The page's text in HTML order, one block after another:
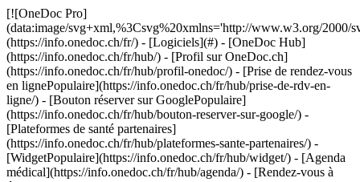
[![OneDoc Pro](data:image/svg+xml,%3Csvg%20xmlns='http://www.w3.org/2000/svg'%20viewBox='0%200%20110%2021'%3E%3C/svg%3E)](https://info.onedoc.ch/fr/) - [Logiciels](#) - [OneDoc Hub](https://info.onedoc.ch/fr/hub/) - [Profil sur OneDoc.ch](https://info.onedoc.ch/fr/hub/profil-onedoc/) - [Prise de rendez-vous en lignePopulaire](https://info.onedoc.ch/fr/hub/prise-de-rdv-en-ligne/) - [Bouton réserver sur GooglePopulaire](https://info.onedoc.ch/fr/hub/bouton-reserver-sur-google/) - [Plateformes de santé partenaires](https://info.onedoc.ch/fr/hub/plateformes-sante-partenaires/) - [WidgetPopulaire](https://info.onedoc.ch/fr/hub/widget/) - [Agenda médical](https://info.onedoc.ch/fr/hub/agenda/) - [Rendez-vous à étapes](https://info.onedoc.ch/fr/hub/rendez-vous-a-etapes/) - [Gestion des ressources](https://info.onedoc.ch/fr/hub/gestion-ressources/) - [AdressageNouveauté](https://info.onedoc.ch/fr/hub/adressage/) - [SMS de rappelPopulaire](https://info.onedoc.ch/fr/hub/rappels-sms/) - [Email de confirmation](https://info.onedoc.ch/fr/hub/email-confirmation/) - [Notes de consultation](https://info.onedoc.ch/fr/hub/notes-de-consultation/) - [Invitation à reprendre rendez-vousNouveauté](https://info.onedoc.ch/fr/hub/sms-invitation-rendez-vous/) - [OneDoc Invoice](https://info.onedoc.ch/fr/invoice/) - [Tarif 590Populaire](https://info.onedoc.ch/fr/invoice/tarif-590/) - [Tarif physiothérapiePopulaire](https://info.onedoc.ch/fr/invoice/tarif-physiotherapie/) - [PsyTarif (581/582)Nouveauté](https://info.onedoc.ch/fr/invoice/tarif-psy/) - [Tarif Swiss Dental Hygienist (SDH)](https://info.onedoc.ch/fr/invoice/tarif-sdh/) - [Tarif 595Prochainement](https://info.onedoc.ch/fr/tarif-595/) - [Covercard](https://info.onedoc.ch/fr/invoice/covercard/) - [Factures QR](https://info.onedoc.ch/fr/invoice/facture-qr/) - [Factures Tiers Garant (TG)](https://info.onedoc.ch/fr/invoice/factures-tiers-garant/) - [Factures Tiers Payant (TP)](https://info.onedoc.ch/fr/invoice/tiers-payant/) - [Rappels de paiement](https://info.onedoc.ch/fr/invoice/rappels-paiement/) - [Rapprochement bancaire](https://info.onedoc.ch/fr/invoice/rapprochement-automatique/) - [Clôtures comptables](https://info.onedoc.ch/fr/invoice/clotures-comptables/) - [Déclaration TVA](https://info.onedoc.ch/fr/invoice/declaration-tva/) - [Statistiques](https://info.onedoc.ch/fr/invoice/statistiques/) - [Emma: Assistante téléphonique IALancement](https://info.onedoc.ch/fr/emma-assistant-telephonique/) - [OneDoc LinkNouveauté](https://info.onedoc.ch/fr/link/) - [OneDoc InboxLancement](https://info.onedoc.ch/fr/inbox/) - [Demandes de médicamentsNouveauté](https://info.onedoc.ch/fr/inbox/demandes-medicaments/) - [OneDoc Visio](https://info.onedoc.ch/fr/visio/) - [Badge téléconsultation](https://info.onedoc.ch/fr/visio/badge-teleconsultation/) - [Module de téléconsultationPopulaire](https://info.onedoc.ch/fr/visio/module-de-teleconsultation/) - [Partage d’écran](https://info.onedoc.ch/fr/visio/partage-ecran/) - [Arrière-plan professionnel](https://info.onedoc.ch/fr/visio/arriere-plan/) - [Contrôle de la vidéo et du son](https://info.onedoc.ch/fr/visio/controle-video-son/) - [Solutions](#) - [Par cas d’utilisation](https://info.onedoc.ch/fr/besoins/) - [Gagnez en visibilité](https://info.onedoc.ch/fr/besoins/ameliorer-votre-visibilite/) - [Attirez des nouveaux patients](https://info.onedoc.ch/fr/besoins/gagnez-patients/) - [Automatisez le suivi de vos patients existants](https://info.onedoc.ch/fr/besoins/suivi-patients-existants/) - [Fidélisez vos patientsPopulaire](https://info.onedoc.ch/fr/besoins/fidelisez-vos-patients/) - [Gérez les protocoles de soin](https://info.onedoc.ch/fr/besoins/gerez-protocoles-soins/) - [Gardez vos patients dans votre réseau](https://info.onedoc.ch/fr/besoins/gardez-patients-reseau/) - [Adressez vos patientsPopulaire](https://info.onedoc.ch/fr/besoins/adressez-vos-patients/) - [Recevez des demandes d’adressages](https://info.onedoc.ch/fr/besoins/recevez-demandes-adressage/) - [Limitez les no-showsPopulaire](https://info.onedoc.ch/fr/besoins/limitez-rdv-non-honores/) - [Absorbez plus de demandes patients](https://info.onedoc.ch/fr/besoins/absorbez-demandes-patients/) - [Réduisez le nombre d’appelsPopulaire](https://info.onedoc.ch/fr/besoins/reduisez-les-appels/) - [Restez en contact avec vos patients à distance](https://info.onedoc.ch/fr/besoins/restez-en-contact-avec-patients/) - [Créez et gérez vos factures](https://info.onedoc.ch/fr/besoins/creez-gerez-factures/) - [Par spécialité](https://info.onedoc.ch/fr/specialite/) - [Médecin généraliste](https://info.onedoc.ch/fr/specialite/medecin-generaliste/) - [Spécialiste](https://info.onedoc.ch/fr/specialite/specialiste/) - [Dentiste](https://info.onedoc.ch/fr/specialite/dentiste/) - [Hygiéniste dentaire](https://info.onedoc.ch/fr/specialite/hygieniste-dentaire/) - [PhysiothérapeutePopulaire](https://info.onedoc.ch/fr/specialite/physiotherapeute/) - [Thérapeute complémentaire](https://info.onedoc.ch/fr/specialite/therapeute/) - [PsychologuePopulaire](https://info.onedoc.ch/fr/specialite/psychologue/) - [Psychothérapeute](https://info.onedoc.ch/fr/specialite/psychotherapeute/) - [Ophtalmologue](https://info.onedoc.ch/fr/specialite/ophtalmologue/) - [DermatologuePopulaire](https://info.onedoc.ch/fr/specialite/dermatologue/) - [Pédiatre](https://info.onedoc.ch/fr/specialite/pediatre/) - [Gynécologue](https://info.onedoc.ch/fr/specialite/gynecologue/) - [Médecin esthétique](https://info.onedoc.ch/fr/specialite/medecin-esthetique/) - [Par type d’établissement de santé](https://info.onedoc.ch/fr/specialite/) - [Centre médical](https://info.onedoc.ch/fr/specialite/centre-medical/) - [Hôpital](https://info.onedoc.ch/fr/specialite/hopital/) - [Pharmacie](https://info.onedoc.ch/fr/specialite/pharmacie/) - [Centre d’imagerie médicale](https://info.onedoc.ch/fr/specialite/centre-imagerie-medicale/) - [Laboratoire d’analyses médicales](https://info.onedoc.ch/fr/specialite/laboratoire-analyses-medicales/) - [Audioprothésiste](https://info.onedoc.ch/fr/specialite/audioprothesiste/) - [Opticien](https://info.onedoc.ch/fr/specialite/opticien/) - [Passerelles](#) - [A-D](#) - [Aeskulap](https://info.onedoc.ch/fr/passerelles/aeskulap/) - [amétiq siMed](https://info.onedoc.ch/fr/passerelles/ametiq-simed/) - [Axenita](https://info.onedoc.ch/fr/passerelles/axenita-axonlab/) - [Carefolio](https://info.onedoc.ch/fr/passerelles/carefolio/) - [curaMED](https://info.onedoc.ch/fr/passerelles/curamed/) - [Delemed](https://info.onedoc.ch/fr/passerelles/delemed/) - [DentaGest](https://info.onedoc.ch/fr/passerelles/dentagest/) - [Denteo](https://info.onedoc.ch/fr/passerelles/denteo/) - [E-G](#) - [E-Medicus](https://info.onedoc.ch/fr/passerelles/e-medicus/) - [E-PAT](https://info.onedoc.ch/fr/passerelles/e-pat/) - [ElexisNouveauté](https://info.onedoc.ch/fr/passerelles/elexis/) - [ePaad](https://info.onedoc.ch/fr/passerelles/epaad/) - [ePhysio](https://info.onedoc.ch/fr/passerelles/ephysio/) - [ergodent](https://info.onedoc.ch/fr/passerelles/ergodent/) - [Eyesoft](https://info.onedoc.ch/fr/passerelles/eyesoft/) - [Google Calendar](https://info.onedoc.ch/fr/passerelles/google-calendar/) - [H-M](#) - [Handylife](https://info.onedoc.ch/fr/passerelles/handy-patients/) - [ifaNouveauté](https://info.onedoc.ch/fr/passerelles/ifa/) - [Hexabit Luna](https://info.onedoc.ch/fr/passerelles/hexabit-luna/) - [KISIM](https://info.onedoc.ch/fr/passerelles/cistec-kisim/) - [Liris](https://info.onedoc.ch/fr/passerelles/liris/) - [Medes](https://info.onedoc.ch/fr/passerelles/medes/) - [MediCloud](https://info.onedoc.ch/fr/passerelles/medicloud/) - [MediOnline](https://info.onedoc.ch/fr/passerelles/medionline-caisse-des-medecins/) - [Mediway](https://info.onedoc.ch/fr/passerelles/mediway/) - [N-Q](#) - [NereidaNouveauté](https://info.onedoc.ch/fr/passerelles/nereida/) - [NEXUS](https://info.onedoc.ch/fr/passerelles/nexus/) - [Oplus](https://info.onedoc.ch/fr/passerelles/oplus/) - [Outlook](https://info.onedoc.ch/fr/passerelles/outlook/) - [PhysioApp](https://info.onedoc.ch/fr/passerelles/physioapp/) - [Polavis](https://info.onedoc.ch/fr/passerelles/polavis/) - [Polypoint](https://info.onedoc.ch/fr/passerelles/polypoint/) - [PraxinovaNouveauté](https://info.onedoc.ch/fr/passerelles/praxinova/) - [ProPharma](https://info.onedoc.ch/fr/passerelles/propharma/) - [Pulse Medica](https://info.onedoc.ch/fr/passerelles/pulse-medica/) - [R-Z](#) - [RockethealthNouveauté](https://info.onedoc.ch/fr/passerelles/rockethealth/) - [SOFTplus](https://info.onedoc.ch/fr/passerelles/softplus/) - [Sokle](https://info.onedoc.ch/fr/passerelles/sokle/) - [tomedoNouveauté](https://info.onedoc.ch/fr/passerelles/tomedo/) - [Vitomed](https://info.onedoc.ch/fr/passerelles/vitomed-vitodata/) - [WinLogie](https://info.onedoc.ch/fr/passerelles/winlogie/) - [WinMed](https://info.onedoc.ch/fr/passerelles/winmed/) - [ZaWin](https://info.onedoc.ch/fr/passerelles/zawin/) - [Voir toutes nos passerelles](https://info.onedoc.ch/fr/passerelles/) - [Ressources](#) - [À propos de OneDoc](#) - [Raison d’être](https://info.onedoc.ch/fr/raison-d-etre/) - [Presse](https://info.onedoc.ch/fr/presse/) - [Blog](https://info.onedoc.ch/fr/blog/) - [Pour les médecins généralistes](https://info.onedoc.ch/fr/blog/medecins/) - [Pour les dentistes](https://info.onedoc.ch/fr/blog/dentistes/) - [Pour les hygiénistes dentaires](https://info.onedoc.ch/fr/b